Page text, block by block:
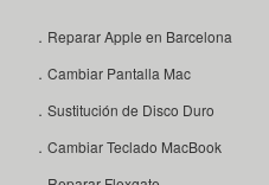
．Reparar Apple en Barcelona
．Cambiar Pantalla Mac
．Sustitución de Disco Duro
．Cambiar Teclado MacBook